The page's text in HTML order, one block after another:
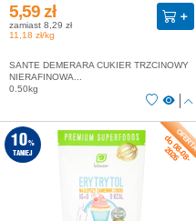
5,59 zł
zamiast 8,29 zł
11,18 zł/kg
SANTE DEMERARA CUKIER TRZCINOWY
NIERAFINOWA...
0.50kg
do 08-08-
2026
10%
TANIEJ